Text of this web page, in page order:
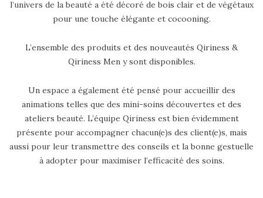
l’univers de la beauté a été décoré de bois clair et de végétaux
pour une touche élégante et cocooning.
L’ensemble des produits et des nouveautés Qiriness &
Qiriness Men y sont disponibles.
Un espace a également été pensé pour accueillir des
animations telles que des mini-soins découvertes et des
ateliers beauté. L’équipe Qiriness est bien évidemment
présente pour accompagner chacun(e)s des client(e)s, mais
aussi pour leur transmettre des conseils et la bonne gestuelle
à adopter pour maximiser l’efficacité des soins.